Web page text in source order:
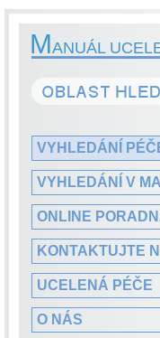
MANUÁL
VYHLEDÁNÍ
VYHLEDÁNÍ V
ONLINE
KONTAKTUJTE
UCELENÁ PÉČE
O NÁS